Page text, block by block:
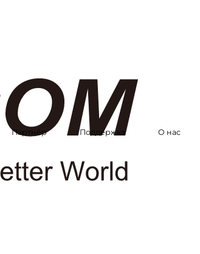
Партнёр Поддержка О нас